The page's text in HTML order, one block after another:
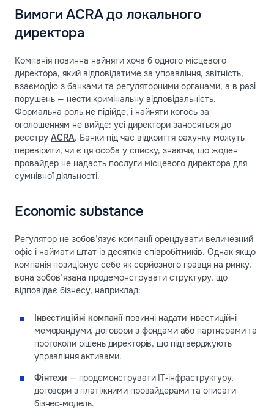
Вимоги ACRA до локального
директора
Компанія повинна найняти хоча б одного місцевого
директора, який відповідатиме за управління, звітність,
взаємодію з банками та регуляторними органами, а в разі
порушень — нести кримінальну відповідальність.
Формальна роль не підійде, і найняти когось за
оголошенням не вийде: усі директори заносяться до
реєстру ACRA. Банки під час відкриття рахунку можуть
перевірити, чи є ця особа у списку, знаючи, що жоден
провайдер не надасть послуги місцевого директора для
сумнівної діяльності.
Economic substance
Регулятор не зобов’язує компанії орендувати величезний
офіс і наймати штат із десятків співробітників. Однак якщо
компанія позиціонує себе як серйозного гравця на ринку,
вона зобов’язана продемонструвати структуру, що
відповідає бізнесу, наприклад:
Інвестиційні компанії повинні надати інвестиційні
меморандуми, договори з фондами або партнерами та
протоколи рішень директорів, що підтверджують
управління активами.
Фінтехи — продемонструвати IT‑інфраструктуру,
договори з платіжними провайдерами та описати
бізнес‑модель.